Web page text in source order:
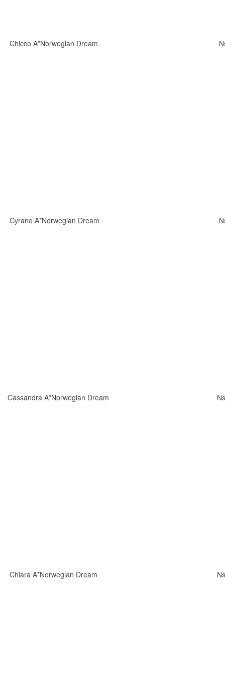
Chicco A*Norwegian Dream
Cyrano A*Norwegian Dream
Cassandra A*Norwegian Dream
Chiara A*Norwegian Dream